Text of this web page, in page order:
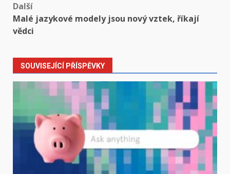
Další
Malé jazykové modely jsou nový vztek, říkají
vědci
SOUVISEJÍCÍ PŘÍSPĚVKY